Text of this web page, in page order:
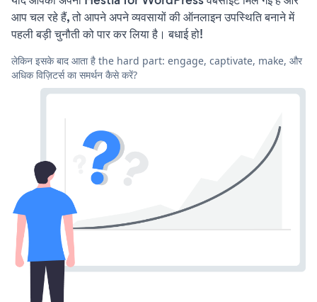
आप चल रहे हैं, तो आपने अपने व्यवसायों की ऑनलाइन उपस्थिति बनाने में
पहली बड़ी चुनौती को पार कर लिया है। बधाई हो!
लेकिन इसके बाद आता है the hard part: engage, captivate, make, और
अधिक विज़िटर्स का समर्थन कैसे करें?